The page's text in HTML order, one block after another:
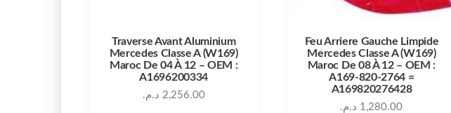
Traverse Avant Aluminium
Mercedes Classe A (W169)
Maroc De 04 À 12 – OEM :
A1696200334
2,256.00 د.م.
Feu Arriere Gauche Limpide
Mercedes Classe A (W169)
Maroc De 08 À 12 – OEM :
A169-820-2764 =
A169820276428
1,280.00 د.م.